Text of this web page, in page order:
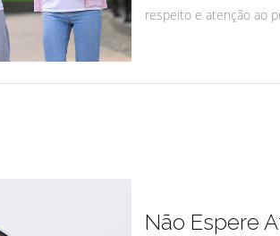
respeito e atenção ao
Não Espere